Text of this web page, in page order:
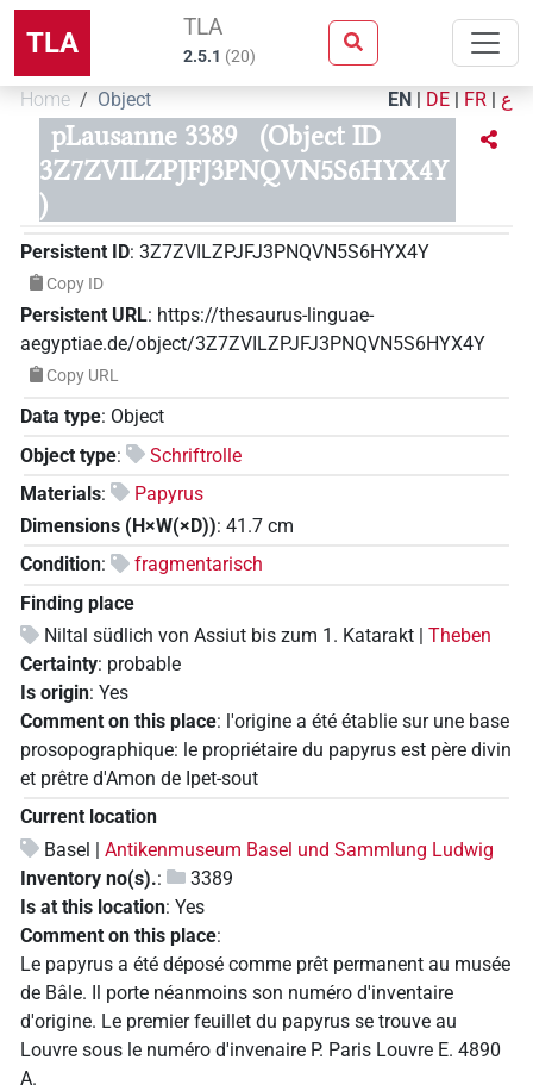
TLA TLA
2.5.1 (20)
Home Object EN | DE | FR | ع
pLausanne 3389
(Object ID
3Z7ZVILZPJFJ3PNQVN5S6HYX4Y
)
Persistent ID: 3Z7ZVILZPJFJ3PNQVN5S6HYX4Y
Copy ID
Persistent URL: https://thesaurus-linguae-
aegyptiae.de/object/3Z7ZVILZPJFJ3PNQVN5S6HYX4Y
Copy URL
Data type: Object
Object type:
Schriftrolle
Materials:
Papyrus
Dimensions (H×W(×D)): 41.7 cm
Condition:
fragmentarisch
Finding place
Niltal südlich von Assiut bis zum 1. Katarakt | Theben
Certainty: probable
Is origin: Yes
Comment on this place: l'origine a été établie sur une base
prosopographique: le propriétaire du papyrus est père divin
et prêtre d'Amon de Ipet-sout
Current location
Basel | Antikenmuseum Basel und Sammlung Ludwig
Inventory no(s).:
3389
Is at this location: Yes
Comment on this place:
Le papyrus a été déposé comme prêt permanent au musée
de Bâle. Il porte néanmoins son numéro d'inventaire
d'origine. Le premier feuillet du papyrus se trouve au
Louvre sous le numéro d'invenaire P. Paris Louvre E. 4890
A.